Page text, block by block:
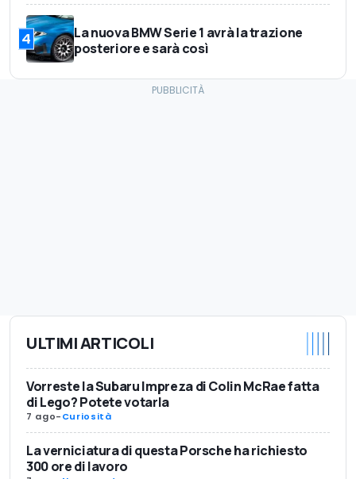
4
La nuova BMW Serie 1 avrà la trazione
posteriore e sarà così
ULTIMI ARTICOLI
Vorreste la Subaru Impreza di Colin McRae fatta
di Lego? Potete votarla
7 ago-Curiosità
La verniciatura di questa Porsche ha richiesto
300 ore di lavoro